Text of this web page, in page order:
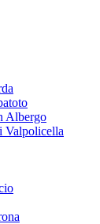
Albergo
Valpolicella